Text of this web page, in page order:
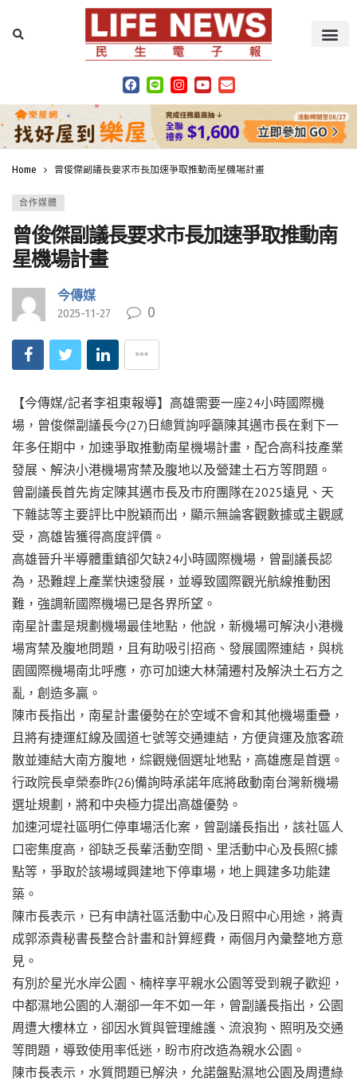
Home 曾俊傑副議長要求市長加速爭取推動南星機場計畫
合作媒體
曾俊傑副議長要求市長加速爭取推動南
星機場計畫
今傳媒
2025-11-27 0
【今傳媒/記者李祖東報導】高雄需要一座24小時國際機
場，曾俊傑副議長今(27)日總質詢呼籲陳其邁市長在剩下一
年多任期中，加速爭取推動南星機場計畫，配合高科技產業
發展、解決小港機場宵禁及腹地以及營建土石方等問題。
曾副議長首先肯定陳其邁市長及市府團隊在2025遠見、天
下雜誌等主要評比中脫穎而出，顯示無論客觀數據或主觀感
受，高雄皆獲得高度評價。
高雄晉升半導體重鎮卻欠缺24小時國際機場，曾副議長認
為，恐難趕上產業快速發展，並導致國際觀光航線推動困
難，強調新國際機場已是各界所望。
南星計畫是規劃機場最佳地點，他說，新機場可解決小港機
場宵禁及腹地問題，且有助吸引招商、發展國際連結，與桃
園國際機場南北呼應，亦可加速大林蒲遷村及解決土石方之
亂，創造多贏。
陳市長指出，南星計畫優勢在於空域不會和其他機場重疊，
且將有捷運紅線及國道七號等交通連結，方便貨運及旅客疏
散並連結大南方腹地，綜觀幾個選址地點，高雄應是首選。
行政院長卓榮泰昨(26)備詢時承諾年底將啟動南台灣新機場
選址規劃，將和中央極力提出高雄優勢。
加速河堤社區明仁停車場活化案，曾副議長指出，該社區人
口密集度高，卻缺乏長輩活動空間、里活動中心及長照C據
點等，爭取於該場域興建地下停車場，地上興建多功能建
築。
陳市長表示，已有申請社區活動中心及日照中心用途，將責
成郭添貴秘書長整合計畫和計算經費，兩個月內彙整地方意
見。
有別於星光水岸公園、楠梓享平親水公園等受到親子歡迎，
中都濕地公園的人潮卻一年不如一年，曾副議長指出，公園
周遭大樓林立，卻因水質與管理維護、流浪狗、照明及交通
等問題，導致使用率低迷，盼市府改造為親水公園。
陳市長表示，水質問題已解決，允諾盤點濕地公園及周遭綠